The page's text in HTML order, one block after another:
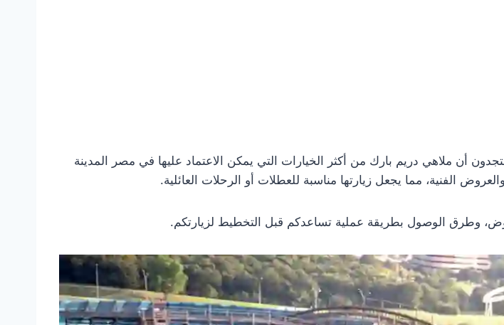
أن ملاهي دريم بارك من أكثر الخيارات التي يمكن الاعتماد عليها في مصر المدينة
الفنية، مما يجعل زيارتها مناسبة للعطلات أو الرحلات العائلية.